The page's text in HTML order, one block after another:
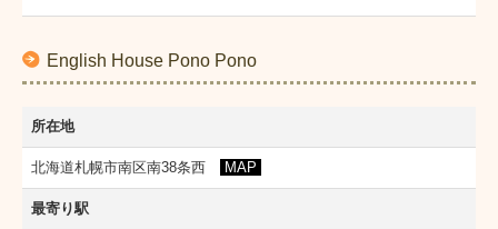
English House Pono Pono
所在地
北海道札幌市南区南38条西 MAP
最寄り駅